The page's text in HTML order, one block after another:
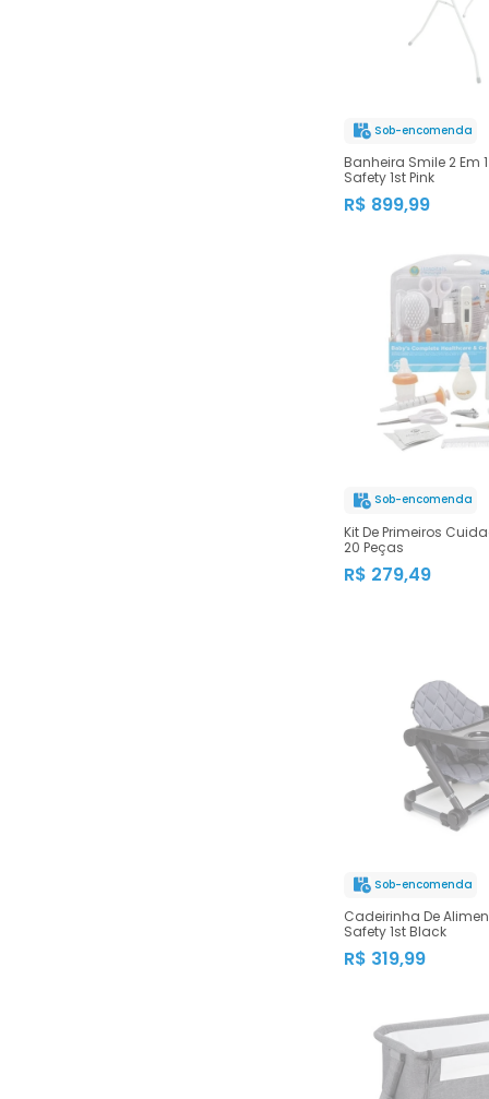
Sob-encomenda
Banheira Smile 2 Em
Safety 1st Pink
R$ 899,99
Sob-encomenda
Kit De Primeiros
20 Peças
R$ 279,49
Sob-encomenda
Cadeirinha De
Safety 1st Black
R$ 319,99